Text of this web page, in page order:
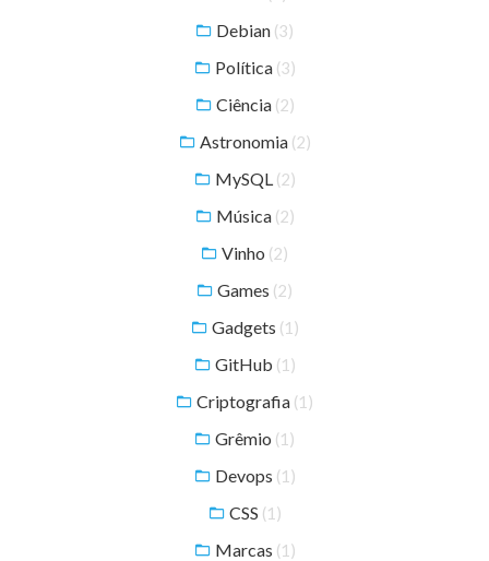
Debian (3)
Política (3)
Ciência (2)
Astronomia (2)
MySQL (2)
Música (2)
Vinho (2)
Games (2)
Gadgets (1)
GitHub (1)
Criptografia (1)
Grêmio (1)
Devops (1)
CSS (1)
Marcas (1)